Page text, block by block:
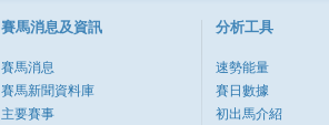
賽馬消息及資訊
賽馬消息
賽馬新聞資料庫
主要賽事
分析工具
速勢能量
賽日數據
初出馬介紹